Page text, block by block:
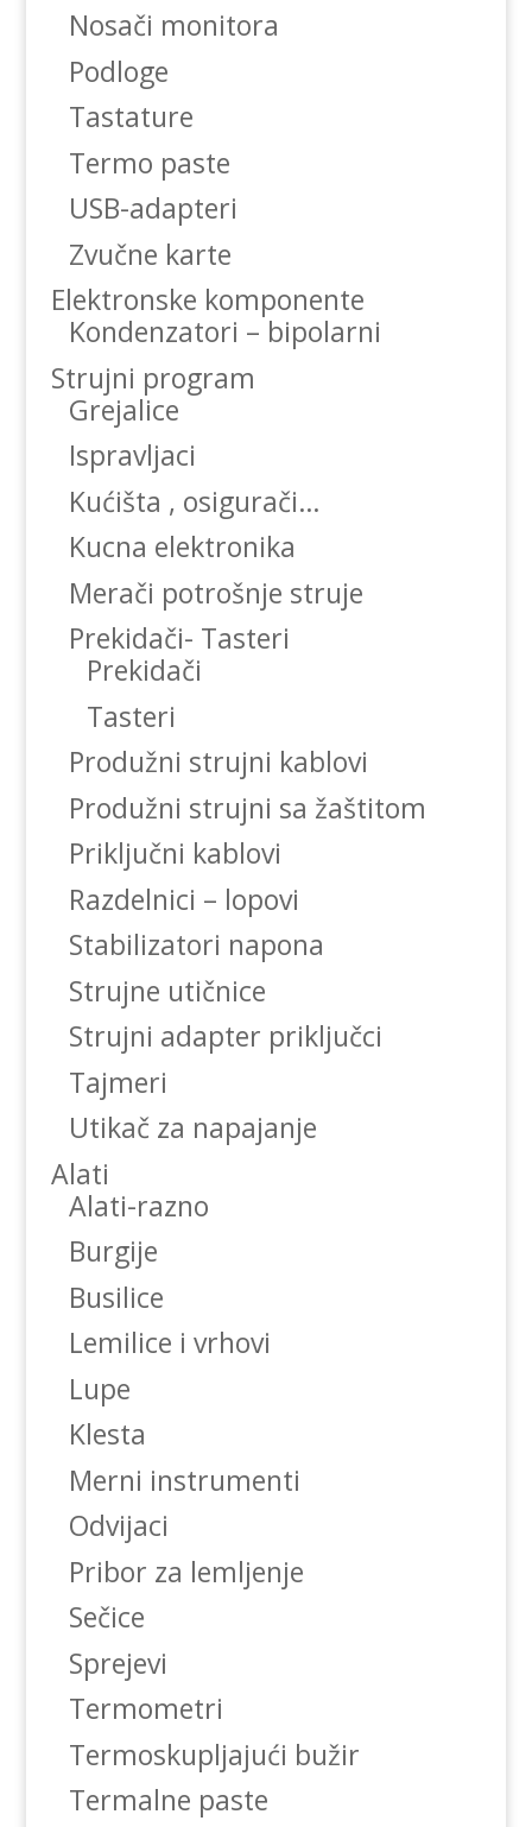
Nosači monitora
Podloge
Tastature
Termo paste
USB-adapteri
Zvučne karte
Elektronske komponente
Kondenzatori – bipolarni
Strujni program
Grejalice
Ispravljaci
Kućišta , osigurači…
Kucna elektronika
Merači potrošnje struje
Prekidači- Tasteri
Prekidači
Tasteri
Produžni strujni kablovi
Produžni strujni sa žaštitom
Priključni kablovi
Razdelnici – lopovi
Stabilizatori napona
Strujne utičnice
Strujni adapter priključci
Tajmeri
Utikač za napajanje
Alati
Alati-razno
Burgije
Busilice
Lemilice i vrhovi
Lupe
Klesta
Merni instrumenti
Odvijaci
Pribor za lemljenje
Sečice
Sprejevi
Termometri
Termoskupljajući bužir
Termalne paste